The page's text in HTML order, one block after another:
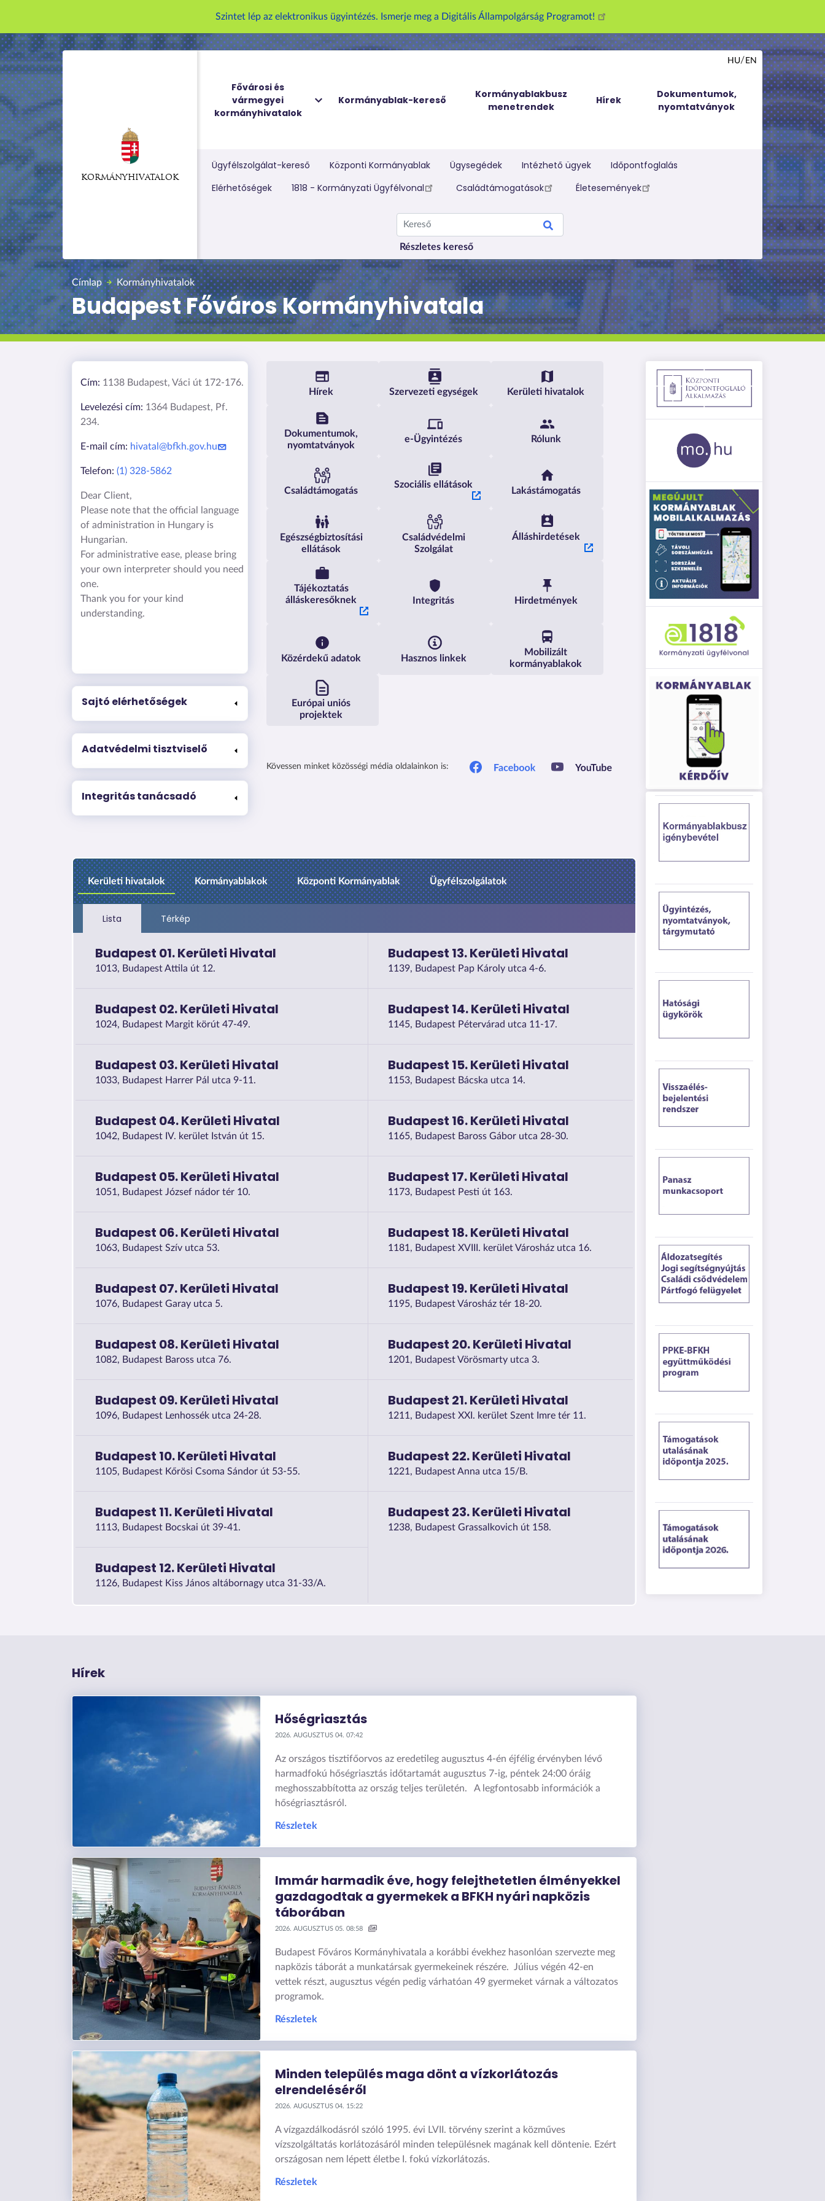
Szintet lép az elektronikus ügyintézés. Ismerje meg a Digitális Állampolgárság Programot!
KORMÁNYHIVATALOK
Fővárosi és
vármegyei
kormányhivatalok
Kormányablak-kereső
Kormányablakbusz
menetrendek
Hírek
Dokumentumok,
nyomtatványok
HU EN
Kereső melletti menü
Ügyfélszolgálat-kereső Központi Kormányablak Ügysegédek Intézhető ügyek
Időpontfoglalás
Elérhetőségek
1818 - Kormányzati Ügyfélvonal Családtámogatások Életesemények
Kereső
Részletes kereső
Címlap Kormányhivatalok
Budapest Főváros Kormányhivatala
Cím: 1138 Budapest, Váci út 172-176.
Levelezési cím: 1364 Budapest, Pf.
234.
E-mail cím: hivatal@bfkh.gov.hu
Telefon: (1) 328-5862
Dear Client,
Please note that the official language
of administration in Hungary is
Hungarian.
For administrative ease, please bring
your own interpreter should you need
one.
Thank you for your kind
understanding.
Sajtó elérhetőségek
Adatvédelmi tisztviselő
Integritás tanácsadó
Budapest Főváros Kormányhivatala
Hírek Szervezeti egységek Kerületi hivatalok
Dokumentumok,
nyomtatványok
e-Ügyintézés Rólunk
Családtámogatás
Szociális ellátások
Lakástámogatás
Egészségbiztosítási
ellátások
Családvédelmi
Szolgálat
Álláshirdetések
Tájékoztatás
álláskeresőknek
Integritás Hirdetmények
Közérdekű adatok Hasznos linkek
Mobilizált
kormányablakok
Európai uniós
projektek
Kövessen minket közösségi média oldalainkon is:
Kerületi hivatalok Kormányablakok Központi Kormányablak Ügyfélszolgálatok
Lista Térkép
Budapest 01. Kerületi Hivatal
1013, Budapest Attila út 12.
Budapest 02. Kerületi Hivatal
1024, Budapest Margit körút 47-49.
Budapest 03. Kerületi Hivatal
1033, Budapest Harrer Pál utca 9-11.
Budapest 04. Kerületi Hivatal
1042, Budapest IV. kerület István út 15.
Budapest 05. Kerületi Hivatal
1051, Budapest József nádor tér 10.
Budapest 06. Kerületi Hivatal
1063, Budapest Szív utca 53.
Budapest 07. Kerületi Hivatal
1076, Budapest Garay utca 5.
Budapest 08. Kerületi Hivatal
1082, Budapest Baross utca 76.
Budapest 09. Kerületi Hivatal
1096, Budapest Lenhossék utca 24-28.
Budapest 10. Kerületi Hivatal
1105, Budapest Kőrösi Csoma Sándor út 53-55.
Budapest 11. Kerületi Hivatal
1113, Budapest Bocskai út 39-41.
Budapest 12. Kerületi Hivatal
1126, Budapest Kiss János altábornagy utca 31-33/A.
Budapest 13. Kerületi Hivatal
1139, Budapest Pap Károly utca 4-6.
Budapest 14. Kerületi Hivatal
1145, Budapest Pétervárad utca 11-17.
Budapest 15. Kerületi Hivatal
1153, Budapest Bácska utca 14.
Budapest 16. Kerületi Hivatal
1165, Budapest Baross Gábor utca 28-30.
Budapest 17. Kerületi Hivatal
1173, Budapest Pesti út 163.
Budapest 18. Kerületi Hivatal
1181, Budapest XVIII. kerület Városház utca 16.
Budapest 19. Kerületi Hivatal
1195, Budapest Városház tér 18-20.
Budapest 20. Kerületi Hivatal
1201, Budapest Vörösmarty utca 3.
Budapest 21. Kerületi Hivatal
1211, Budapest XXI. kerület Szent Imre tér 11.
Budapest 22. Kerületi Hivatal
1221, Budapest Anna utca 15/B.
Budapest 23. Kerületi Hivatal
1238, Budapest Grassalkovich út 158.
Hírek
Hőségriasztás
2026. AUGUSZTUS 04. 07:42
Az országos tisztifőorvos az eredetileg augusztus 4-én éjfélig érvényben lévő
harmadfokú hőségriasztás időtartamát augusztus 7-ig, péntek 24:00 óráig
meghosszabbította az ország teljes területén. A legfontosabb információk a
hőségriasztásról.
Részletek
Immár harmadik éve, hogy felejthetetlen élményekkel
gazdagodtak a gyermekek a BFKH nyári napközis
táborában
2026. AUGUSZTUS 05. 08:58
Budapest Főváros Kormányhivatala a korábbi évekhez hasonlóan szervezte meg
napközis táborát a munkatársak gyermekeinek részére. Július végén 42-en
vettek részt, augusztus végén pedig várhatóan 49 gyermeket várnak a változatos
programok.
Részletek
Minden település maga dönt a vízkorlátozás
elrendeléséről
2026. AUGUSZTUS 04. 15:22
A vízgazdálkodásról szóló 1995. évi LVII. törvény szerint a közműves
vízszolgáltatás korlátozásáról minden településnek magának kell döntenie. Ezért
országosan nem lépett életbe I. fokú vízkorlátozás.
Részletek